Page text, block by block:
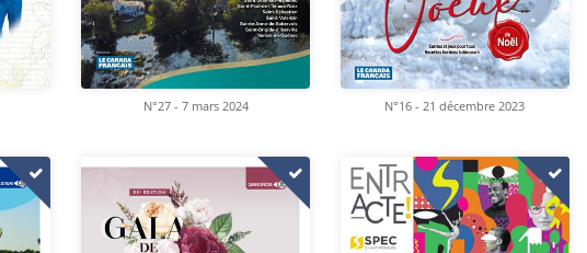
N°27 - 7 mars 2024 N°16 - 21 décembre 2023